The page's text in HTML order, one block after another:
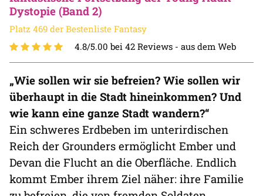
Dystopie (Band 2)
Platz 469 der Bestenliste Fantasy
4.8/5.00 bei 42 Reviews - aus dem Web
„Wie sollen wir sie befreien? Wie sollen wir
überhaupt in die Stadt hineinkommen? Und
wie kann eine ganze Stadt wandern?“
Ein schweres Erdbeben im unterirdischen
Reich der Grounders ermöglicht Ember und
Devan die Flucht an die Oberfläche. Endlich
kommt Ember ihrem Ziel näher: ihre Familie